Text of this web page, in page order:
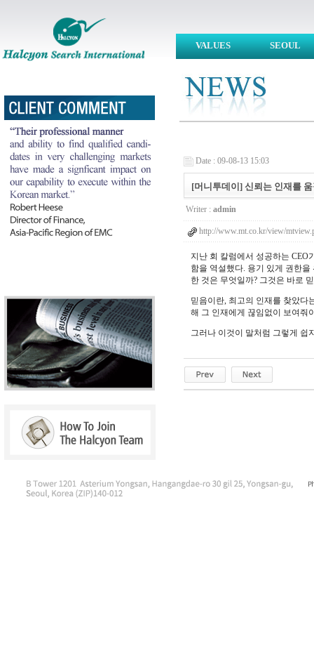
VALUES SEOUL
Date : 09-08-13 15:03
[머니투데이] 신뢰는 인재를
Writer : admin
http://www.mt.co.kr/view/
지난 회 칼럼에서 성공하는 CEO
함을 역설했다. 용기 있게 권한
한 것은 무엇일까? 그것은 바로
믿음이란, 최고의 인재를 찾았다
해 그 인재에게 끊임없이 보여줘
그러나 이것이 말처럼 그렇게 쉽